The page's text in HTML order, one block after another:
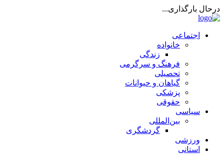
درحال بارگذاری...
اجتماعی
خانواده
زندگی
فرهنگ و سرگرمی
تحصیلی
گیاهان و حیوانات
پزشکی
حقوقی
سیاسی
بین‌المللی
گردشگری
ورزشی
استانی